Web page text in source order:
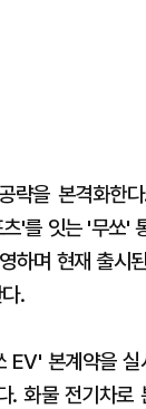
략을 본격화한
'를 잇는 '무쏘'
하며 현재 출시
.
EV' 본계약을 실
화물 전기차로